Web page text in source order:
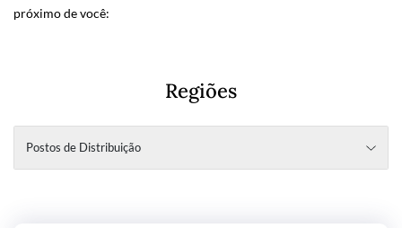
próximo de você:
Regiões
Postos de Distribuição